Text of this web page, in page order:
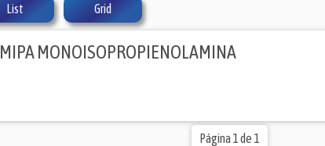
List Grid
MIPA MONOISOPROPIENOLAMINA
Página 1 de 1